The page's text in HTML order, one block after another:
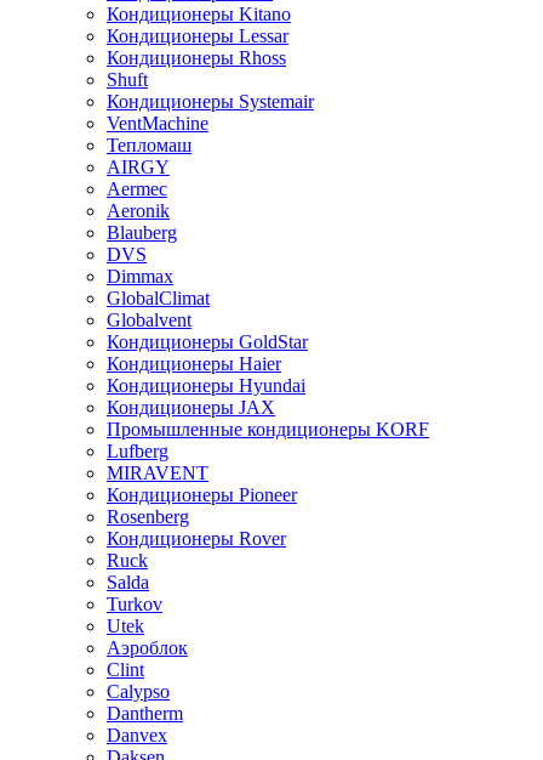
Кондиционеры Kitano
Кондиционеры Lessar
Кондиционеры Rhoss
Shuft
Кондиционеры Systemair
VentMachine
Тепломаш
AIRGY
Aermec
Aeronik
Blauberg
DVS
Dimmax
GlobalClimat
Globalvent
Кондиционеры GoldStar
Кондиционеры Haier
Кондиционеры Hyundai
Кондиционеры JAX
Промышленные кондиционеры KORF
Lufberg
MIRAVENT
Кондиционеры Pioneer
Rosenberg
Кондиционеры Rover
Ruck
Salda
Turkov
Utek
Аэроблок
Clint
Calypso
Dantherm
Danvex